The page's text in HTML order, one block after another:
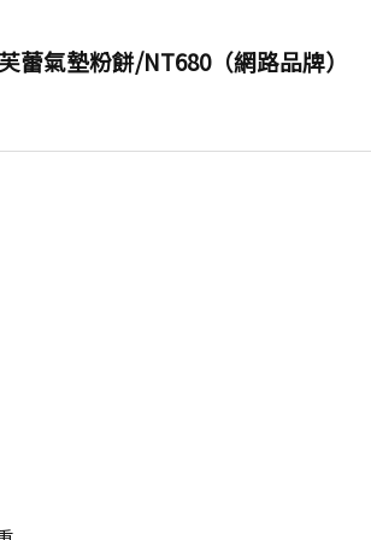
氣墊粉餅/NT680（網路品牌）